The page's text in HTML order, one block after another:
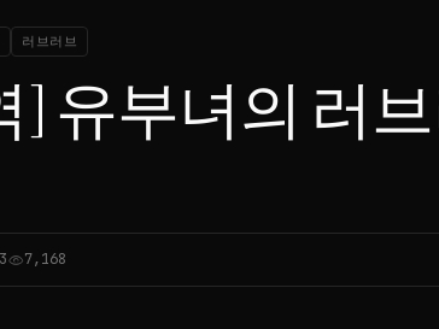
러브러브
] 유부녀의 러
visibility7,168